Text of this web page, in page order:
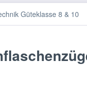
Güteklasse 8 & 10